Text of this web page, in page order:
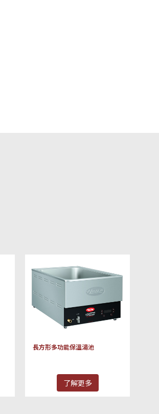
長方形多功能保溫湯池
了解更多